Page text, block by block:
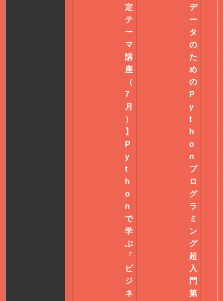
定
テ
ー
マ
講
座
（
7
月
）
】
P
y
t
h
o
n
で
学
ぶ
「
ビ
ジ
ネ
デ
ー
タ
の
た
め
の
P
y
t
h
o
n
プ
ロ
グ
ラ
ミ
ン
グ
超
入
門
第